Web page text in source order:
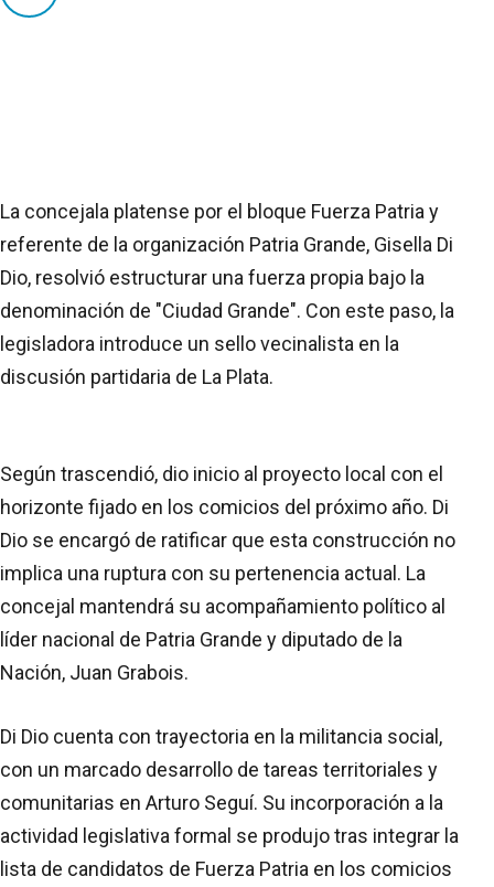
La concejala platense por el bloque Fuerza Patria y
referente de la organización Patria Grande, Gisella Di
Dio, resolvió estructurar una fuerza propia bajo la
denominación de "Ciudad Grande". Con este paso, la
legisladora introduce un sello vecinalista en la
discusión partidaria de La Plata.
Según trascendió, dio inicio al proyecto local con el
horizonte fijado en los comicios del próximo año. Di
Dio se encargó de ratificar que esta construcción no
implica una ruptura con su pertenencia actual. La
concejal mantendrá su acompañamiento político al
líder nacional de Patria Grande y diputado de la
Nación, Juan Grabois.
Di Dio cuenta con trayectoria en la militancia social,
con un marcado desarrollo de tareas territoriales y
comunitarias en Arturo Seguí. Su incorporación a la
actividad legislativa formal se produjo tras integrar la
lista de candidatos de Fuerza Patria en los comicios